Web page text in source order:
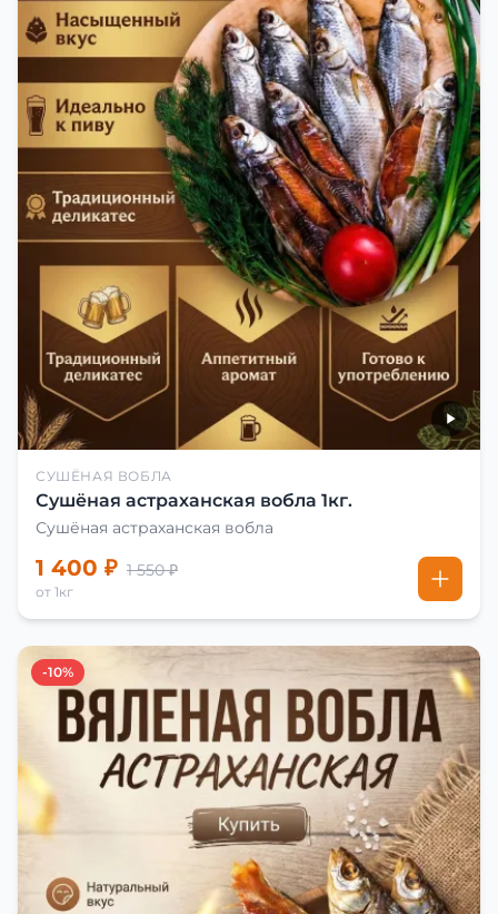
СУШЁНАЯ ВОБЛА
Сушёная астраханская вобла 1кг.
Сушёная астраханская вобла
1 400 ₽ 1 550 ₽
от 1кг
-10%